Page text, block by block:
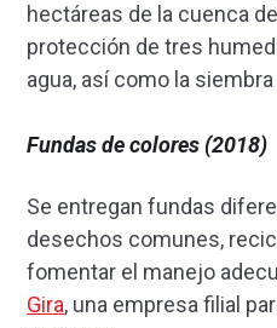
hectáreas de la cuenca
protección de tres
agua, así como la
Fundas de colores (2018)
Se entregan fundas
desechos comunes,
fomentar el manejo
Gira, una empresa filial